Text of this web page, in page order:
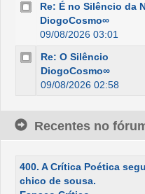
Re: É no Silêncio da
DiogoCosmo∞
09/08/2026 03:01
Re: O Silêncio
DiogoCosmo∞
09/08/2026 02:58
Recentes no
400. A Crítica Poética
chico de sousa.